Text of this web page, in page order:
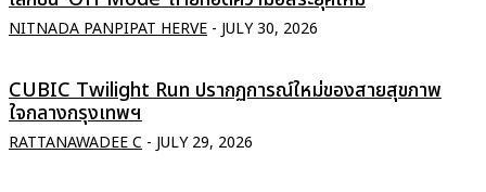
NITNADA PANPIPAT HERVE - JULY 30, 2026
CUBIC Twilight Run ปรากฏการณ์ใหม่ของสายสุขภาพ
ใจกลางกรุงเทพฯ
RATTANAWADEE C - JULY 29, 2026